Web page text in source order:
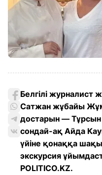
Белгілі журналист
Сатжан жұбайы
достарын — Тұрсын
сондай-ақ Айда
үйіне қонаққа
экскурсия
POLITICO.KZ.